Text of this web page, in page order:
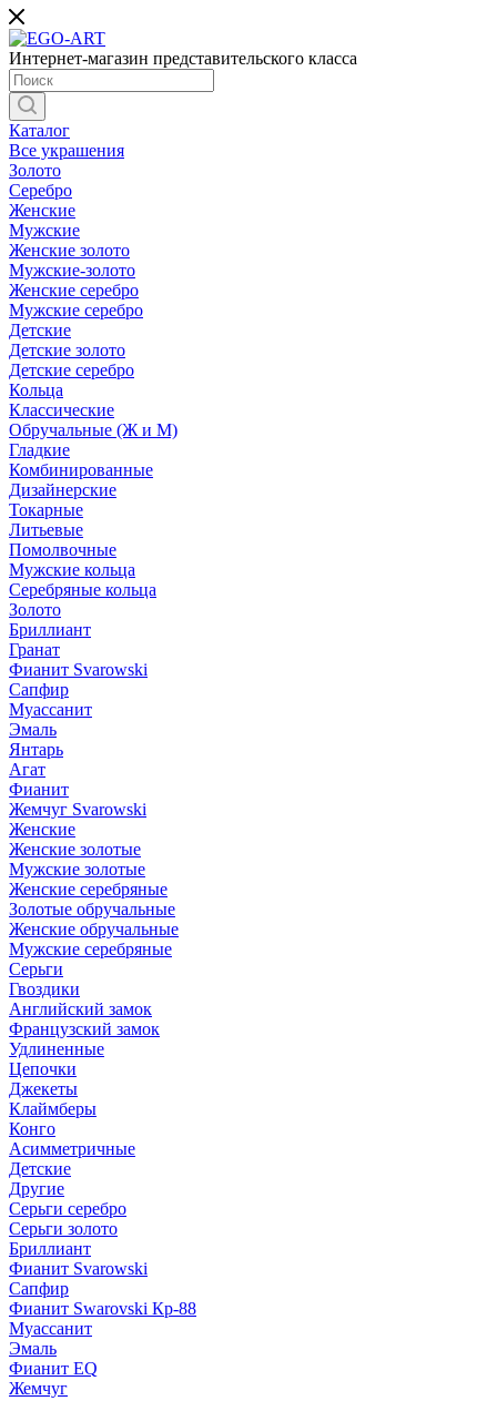
Интернет-магазин представительского класса
Каталог
Все украшения
Золото
Серебро
Женские
Мужские
Женские золото
Мужские-золото
Женские серебро
Мужские серебро
Детские
Детские золото
Детские серебро
Кольца
Классические
Обручальные (Ж и М)
Гладкие
Комбинированные
Дизайнерские
Токарные
Литьевые
Помолвочные
Мужские кольца
Серебряные кольца
Золото
Бриллиант
Гранат
Фианит Svarowski
Сапфир
Муассанит
Эмаль
Янтарь
Агат
Фианит
Жемчуг Svarowski
Женские
Женские золотые
Мужские золотые
Женские серебряные
Золотые обручальные
Женские обручальные
Мужские серебряные
Серьги
Гвоздики
Английский замок
Французский замок
Удлиненные
Цепочки
Джекеты
Клаймберы
Конго
Асимметричные
Детские
Другие
Серьги серебро
Серьги золото
Бриллиант
Фианит Svarowski
Сапфир
Фианит Swarovski Кр-88
Муассанит
Эмаль
Фианит EQ
Жемчуг